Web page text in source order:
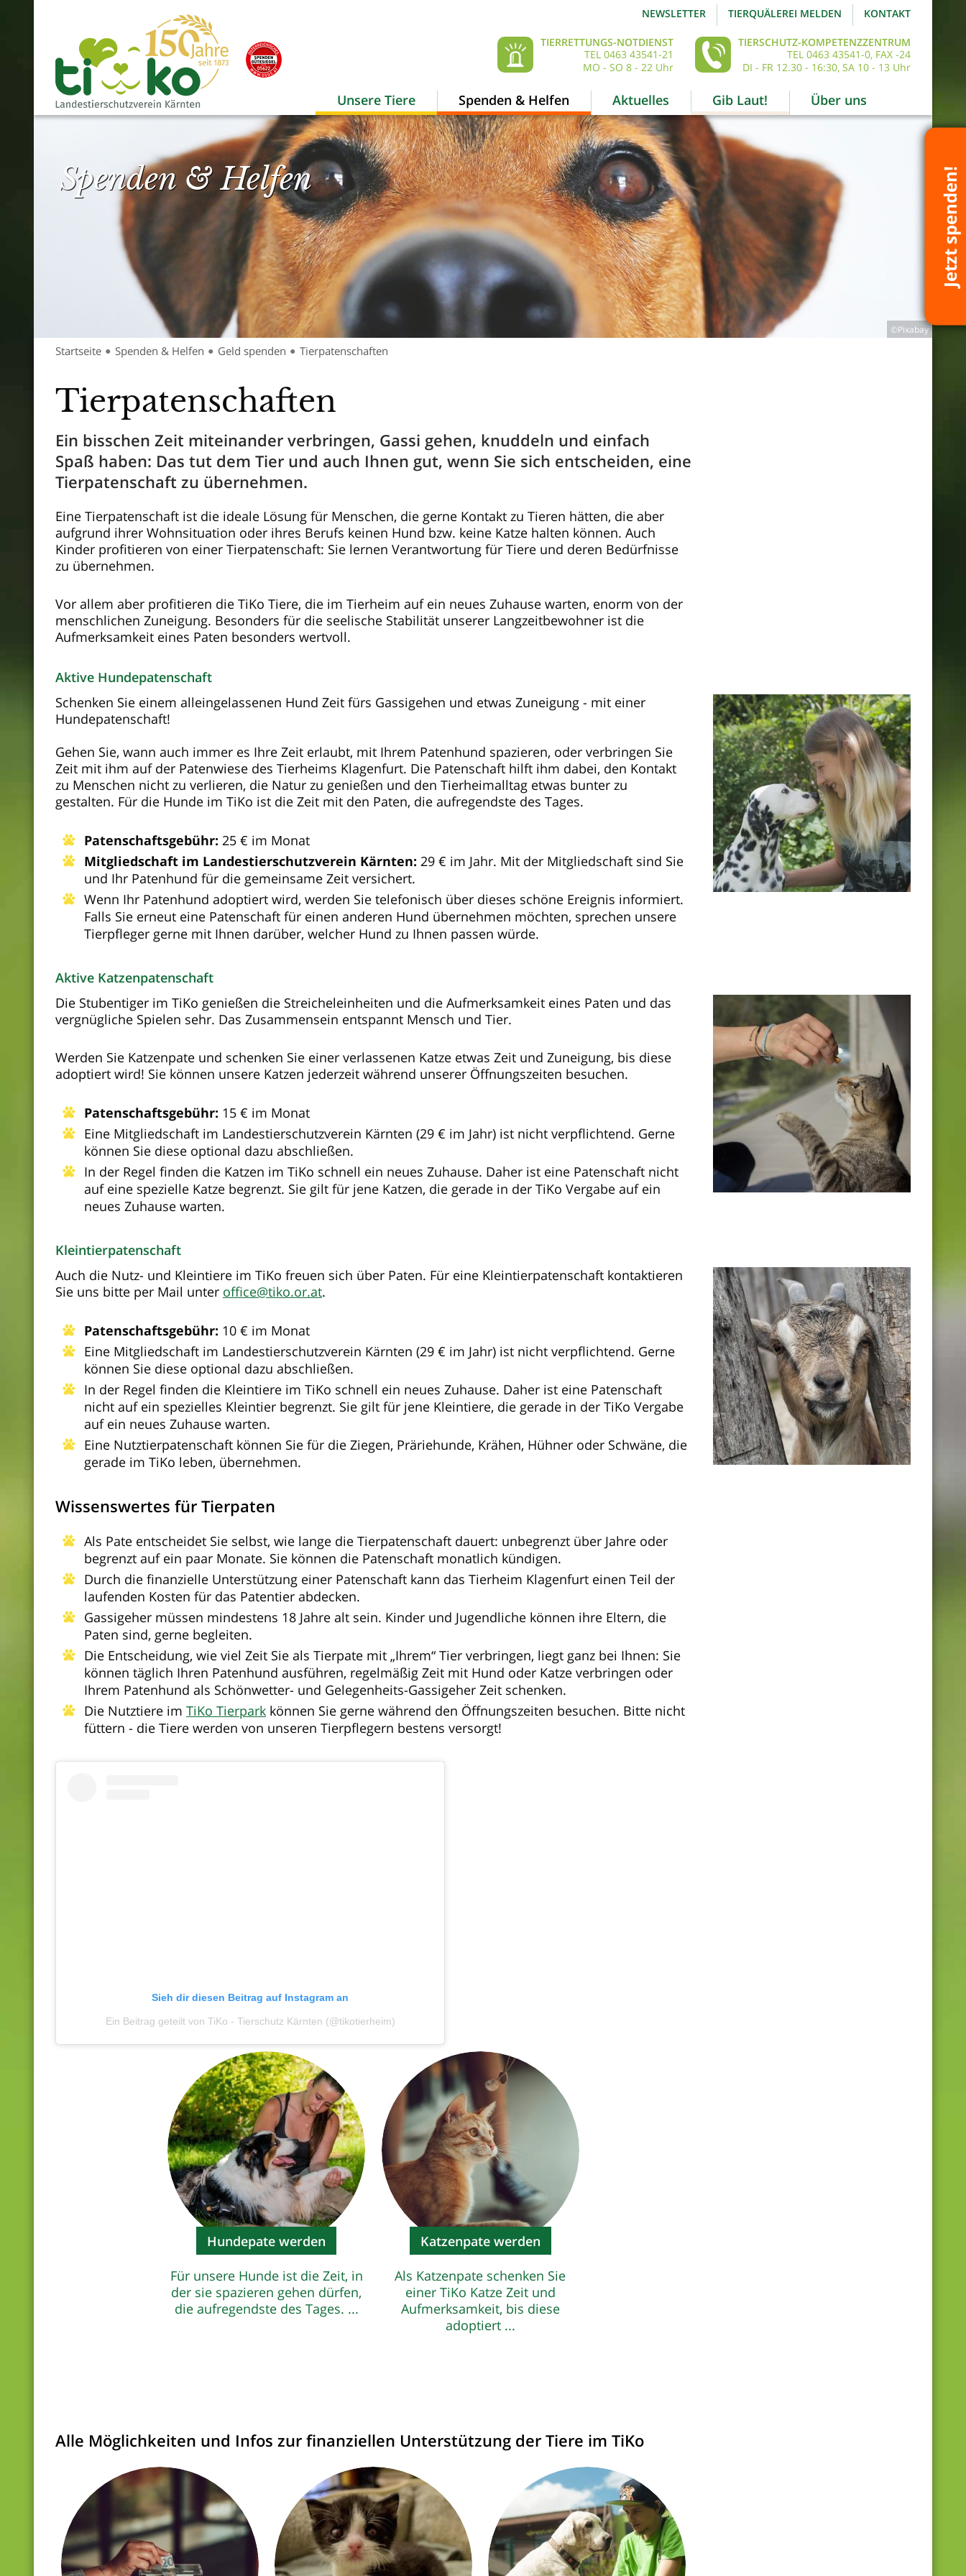
Jetzt spenden!
KONTAKT
TIERQUÄLEREI MELDEN
NEWSLETTER
TIERSCHUTZ-KOMPETENZZENTRUM
TEL 0463 43541-0, FAX -24
DI - FR 12.30 - 16:30, SA 10 - 13 Uhr
TIERRETTUNGS-NOTDIENST
TEL 0463 43541-21
MO - SO 8 - 22 Uhr
Unsere Tiere Spenden & Helfen Aktuelles Gib Laut! Über uns
©Pixabay
Spenden & Helfen
Startseite ● Spenden & Helfen ● Geld spenden ● Tierpatenschaften
Tierpatenschaften
Ein bisschen Zeit miteinander verbringen, Gassi gehen, knuddeln und einfach
Spaß haben: Das tut dem Tier und auch Ihnen gut, wenn Sie sich entscheiden, eine
Tierpatenschaft zu übernehmen.
Eine Tierpatenschaft ist die ideale Lösung für Menschen, die gerne Kontakt zu Tieren hätten, die aber
aufgrund ihrer Wohnsituation oder ihres Berufs keinen Hund bzw. keine Katze halten können. Auch
Kinder profitieren von einer Tierpatenschaft: Sie lernen Verantwortung für Tiere und deren Bedürfnisse
zu übernehmen.
Vor allem aber profitieren die TiKo Tiere, die im Tierheim auf ein neues Zuhause warten, enorm von der
menschlichen Zuneigung. Besonders für die seelische Stabilität unserer Langzeitbewohner ist die
Aufmerksamkeit eines Paten besonders wertvoll.
Aktive Hundepatenschaft
Schenken Sie einem alleingelassenen Hund Zeit fürs Gassigehen und etwas Zuneigung - mit einer
Hundepatenschaft!
Gehen Sie, wann auch immer es Ihre Zeit erlaubt, mit Ihrem Patenhund spazieren, oder verbringen Sie
Zeit mit ihm auf der Patenwiese des Tierheims Klagenfurt. Die Patenschaft hilft ihm dabei, den Kontakt
zu Menschen nicht zu verlieren, die Natur zu genießen und den Tierheimalltag etwas bunter zu
gestalten. Für die Hunde im TiKo ist die Zeit mit den Paten, die aufregendste des Tages.
Patenschaftsgebühr: 25 € im Monat
Mitgliedschaft im Landestierschutzverein Kärnten: 29 € im Jahr. Mit der Mitgliedschaft sind Sie
und Ihr Patenhund für die gemeinsame Zeit versichert.
Wenn Ihr Patenhund adoptiert wird, werden Sie telefonisch über dieses schöne Ereignis informiert.
Falls Sie erneut eine Patenschaft für einen anderen Hund übernehmen möchten, sprechen unsere
Tierpfleger gerne mit Ihnen darüber, welcher Hund zu Ihnen passen würde.
Aktive Katzenpatenschaft
Die Stubentiger im TiKo genießen die Streicheleinheiten und die Aufmerksamkeit eines Paten und das
vergnügliche Spielen sehr. Das Zusammensein entspannt Mensch und Tier.
Werden Sie Katzenpate und schenken Sie einer verlassenen Katze etwas Zeit und Zuneigung, bis diese
adoptiert wird! Sie können unsere Katzen jederzeit während unserer Öffnungszeiten besuchen.
Patenschaftsgebühr: 15 € im Monat
Eine Mitgliedschaft im Landestierschutzverein Kärnten (29 € im Jahr) ist nicht verpflichtend. Gerne
können Sie diese optional dazu abschließen.
In der Regel finden die Katzen im TiKo schnell ein neues Zuhause. Daher ist eine Patenschaft nicht
auf eine spezielle Katze begrenzt. Sie gilt für jene Katzen, die gerade in der TiKo Vergabe auf ein
neues Zuhause warten.
Kleintierpatenschaft
Auch die Nutz- und Kleintiere im TiKo freuen sich über Paten. Für eine Kleintierpatenschaft kontaktieren
Sie uns bitte per Mail unter office@tiko.or.at.
Patenschaftsgebühr: 10 € im Monat
Eine Mitgliedschaft im Landestierschutzverein Kärnten (29 € im Jahr) ist nicht verpflichtend. Gerne
können Sie diese optional dazu abschließen.
In der Regel finden die Kleintiere im TiKo schnell ein neues Zuhause. Daher ist eine Patenschaft
nicht auf ein spezielles Kleintier begrenzt. Sie gilt für jene Kleintiere, die gerade in der TiKo Vergabe
auf ein neues Zuhause warten.
Eine Nutztierpatenschaft können Sie für die Ziegen, Präriehunde, Krähen, Hühner oder Schwäne, die
gerade im TiKo leben, übernehmen.
Wissenswertes für Tierpaten
Als Pate entscheidet Sie selbst, wie lange die Tierpatenschaft dauert: unbegrenzt über Jahre oder
begrenzt auf ein paar Monate. Sie können die Patenschaft monatlich kündigen.
Durch die finanzielle Unterstützung einer Patenschaft kann das Tierheim Klagenfurt einen Teil der
laufenden Kosten für das Patentier abdecken.
Gassigeher müssen mindestens 18 Jahre alt sein. Kinder und Jugendliche können ihre Eltern, die
Paten sind, gerne begleiten.
Die Entscheidung, wie viel Zeit Sie als Tierpate mit „Ihrem“ Tier verbringen, liegt ganz bei Ihnen: Sie
können täglich Ihren Patenhund ausführen, regelmäßig Zeit mit Hund oder Katze verbringen oder
Ihrem Patenhund als Schönwetter- und Gelegenheits-Gassigeher Zeit schenken.
Die Nutztiere im TiKo Tierpark können Sie gerne während den Öffnungszeiten besuchen. Bitte nicht
füttern - die Tiere werden von unseren Tierpflegern bestens versorgt!
Sieh dir diesen Beitrag auf Instagram an
Ein Beitrag geteilt von TiKo - Tierschutz Kärnten (@tikotierheim)
Hundepate werden
Für unsere Hunde ist die Zeit, in
der sie spazieren gehen dürfen,
die aufregendste des Tages. ...
Katzenpate werden
Als Katzenpate schenken Sie
einer TiKo Katze Zeit und
Aufmerksamkeit, bis diese
adoptiert ...
Alle Möglichkeiten und Infos zur finanziellen Unterstützung der Tiere im TiKo